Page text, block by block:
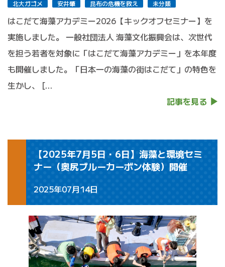
北大ガゴメ
安井肇 昆布の危機を救え 未分類
はこだて海藻アカデミー2026【キックオフセミナー】を
実施しました。 一般社団法人 海藻文化振興会は、次世代
を担う若者を対象に「はこだて海藻アカデミー」を本年度
も開催しました。「日本一の海藻の街はこだて」の特色を
生かし、 […
記事を見る
【2025年7月5日・6日】海藻と環境セミ
ナー（奥尻ブルーカーボン体験）開催
2025年07月14日